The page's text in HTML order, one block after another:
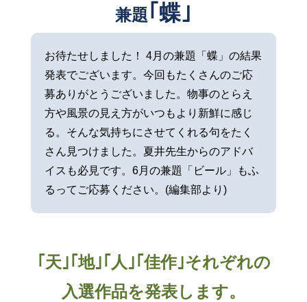
兼題｢蝶｣
お待たせしました！ 4月の兼題「蝶」の結果
発表でございます。今回もたくさんのご応
募ありがとうございました。物事のとらえ
方や風景の見え方がいつもより新鮮に感じ
る。そんな気持ちにさせてくれる句をたく
さん見つけました。夏井先生からのアドバ
イスも必見です。6月の兼題「ビール」もふ
るってご応募ください。(編集部より)
｢天｣｢地｣｢人｣｢佳作｣それぞれの
入選作品を発表します。